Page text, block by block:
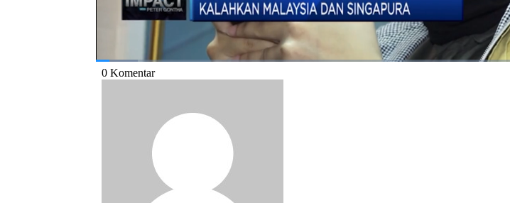
#adam schwarz #pdb indonesia #impact #peter gontha